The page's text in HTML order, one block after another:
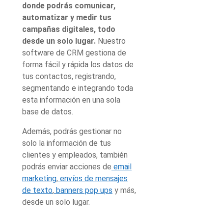
donde podrás comunicar,
automatizar y medir tus
campañas digitales, todo
desde un solo lugar. Nuestro
software de CRM gestiona de
forma fácil y rápida los datos de
tus contactos, registrando,
segmentando e integrando toda
esta información en una sola
base de datos.
Además, podrás gestionar no
solo la información de tus
clientes y empleados, también
podrás enviar acciones de email
marketing, envíos de mensajes
de texto, banners pop ups y más,
desde un solo lugar.